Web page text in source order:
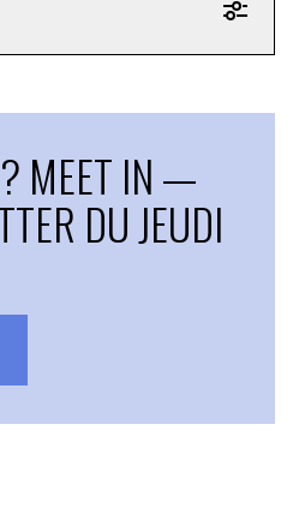
MEET IN —
DU JEUDI